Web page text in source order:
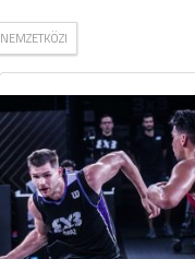
NEMZETKÖZI